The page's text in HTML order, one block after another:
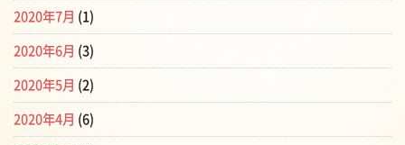
2020年7月 (1)
2020年6月 (3)
2020年5月 (2)
2020年4月 (6)